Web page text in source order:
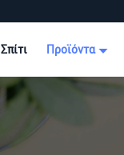
Σπίτι Προϊόντα